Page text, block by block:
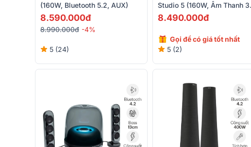
(160W, Bluetooth 5.2, AUX)
8.590.000đ
8.990.000đ -4%
5 (24)
Studio 5 (160W, Âm Thanh
Độ, Đèn Led)
8.490.000đ
Gọi để có giá tốt nhất
5 (2)